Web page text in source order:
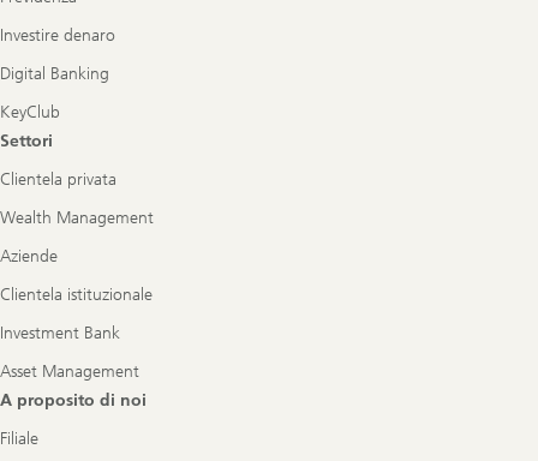
Investire denaro
Digital Banking
KeyClub
Settori
Clientela privata
Wealth Management
Aziende
Clientela istituzionale
Investment Bank
Asset Management
A proposito di noi
Filiale